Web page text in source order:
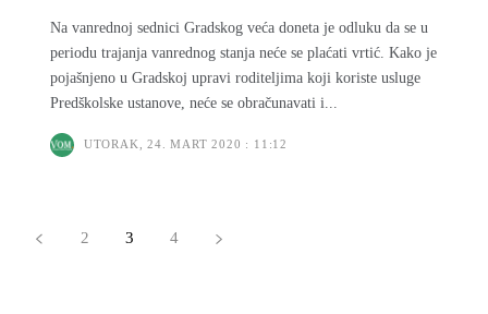
Na vanrednoj sednici Gradskog veća doneta je odluku da se u
periodu trajanja vanrednog stanja neće se plaćati vrtić. Kako je
pojašnjeno u Gradskoj upravi roditeljima koji koriste usluge
Predškolske ustanove, neće se obračunavati i...
UTORAK, 24. MART 2020 : 11:12
2 3 4